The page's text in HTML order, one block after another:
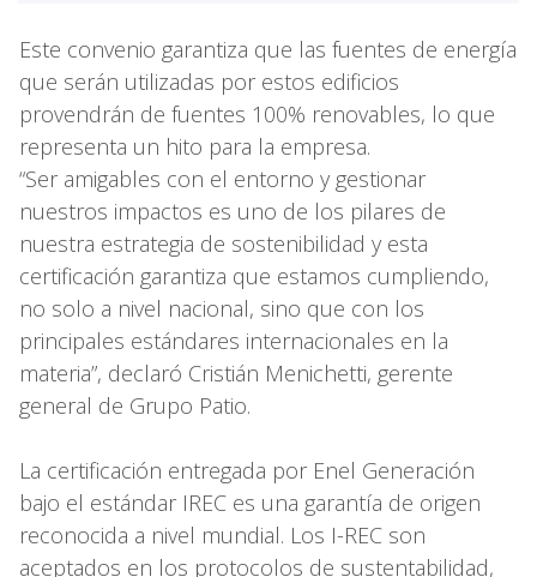
Este convenio garantiza que las fuentes de energía
que serán utilizadas por estos edificios
provendrán de fuentes 100% renovables, lo que
representa un hito para la empresa.
“Ser amigables con el entorno y gestionar
nuestros impactos es uno de los pilares de
nuestra estrategia de sostenibilidad y esta
certificación garantiza que estamos cumpliendo,
no solo a nivel nacional, sino que con los
principales estándares internacionales en la
materia”, declaró Cristián Menichetti, gerente
general de Grupo Patio.
La certificación entregada por Enel Generación
bajo el estándar IREC es una garantía de origen
reconocida a nivel mundial. Los I-REC son
aceptados en los protocolos de sustentabilidad,